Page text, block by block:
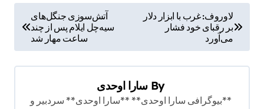
ه
ب
لاوروف: غرب با ابزار دلار
بر رقبای خود فشار
می‌آورد
آتش‌سوزی جنگل‌های
سیه‌چل ایلام پس از چند
ساعت مهار شد
By سارا اوحدی
**بیوگرافی سارا اوحدی** **سارا اوحدی** سردبیر و